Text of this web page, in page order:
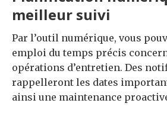
meilleur suivi
Par l’outil numérique, vous
emploi du temps précis
opérations d’entretien. Des
rappelleront les dates
ainsi une maintenance